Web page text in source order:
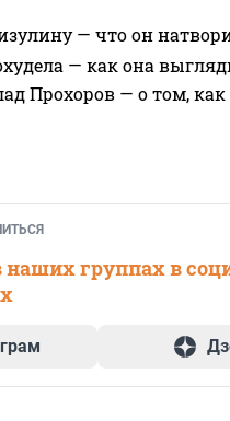
— что он
— как она
Прохоров — о том, как
группах в